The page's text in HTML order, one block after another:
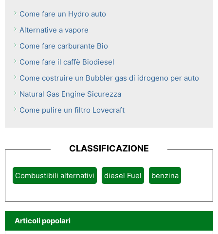
Come fare un Hydro auto
Alternative a vapore
Come fare carburante Bio
Come fare il caffè Biodiesel
Come costruire un Bubbler gas di idrogeno per auto
Natural Gas Engine Sicurezza
Come pulire un filtro Lovecraft
CLASSIFICAZIONE
Combustibili alternativi diesel Fuel benzina
Articoli popolari